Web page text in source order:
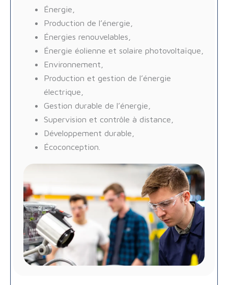
Énergie,
Production de l’énergie,
Énergies renouvelables,
Énergie éolienne et solaire photovoltaïque,
Environnement,
Production et gestion de l’énergie
électrique,
Gestion durable de l’énergie,
Supervision et contrôle à distance,
Développement durable,
Écoconception.